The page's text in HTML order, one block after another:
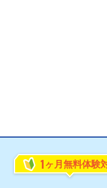
1 ヶ月無料体験